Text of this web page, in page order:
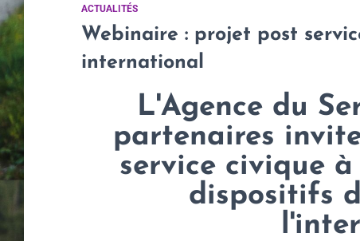
ACTUALITÉS
Webinaire : projet post
international
L'Agence du
partenaires
service civique
dispositifs